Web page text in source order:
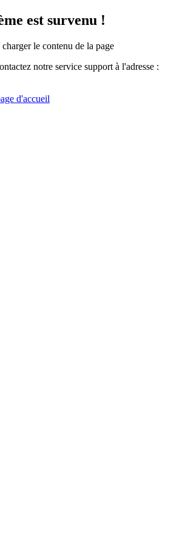
est survenu !
le contenu de la page
notre service support à l'adresse :
d'accueil